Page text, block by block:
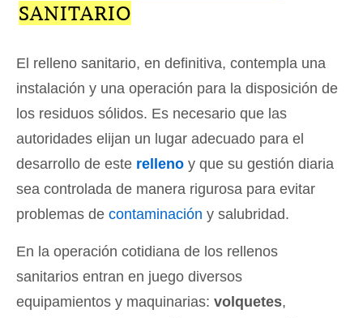
SANITARIO
El relleno sanitario, en definitiva, contempla una
instalación y una operación para la disposición de
los residuos sólidos. Es necesario que las
autoridades elijan un lugar adecuado para el
desarrollo de este relleno y que su gestión diaria
sea controlada de manera rigurosa para evitar
problemas de contaminación y salubridad.
En la operación cotidiana de los rellenos
sanitarios entran en juego diversos
equipamientos y maquinarias: volquetes,